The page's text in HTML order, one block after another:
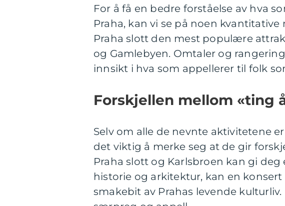
For å få en bedre forståelse av hva
Praha, kan vi se på noen
Praha slott den mest populære
og Gamlebyen. Omtaler og
innsikt i hva som appellerer til folk
Forskjellen mellom «ting
Selv om alle de nevnte aktivitetene
det viktig å merke seg at de gir
Praha slott og Karlsbroen kan gi deg
historie og arkitektur, kan en
smakebit av Prahas levende